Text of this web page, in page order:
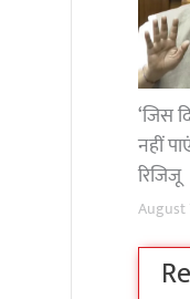
‘जिस
नहीं
रिजिजू
August